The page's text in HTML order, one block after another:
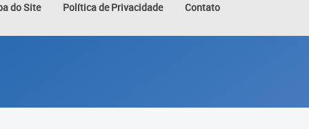
do Site Política de Privacidade Contato